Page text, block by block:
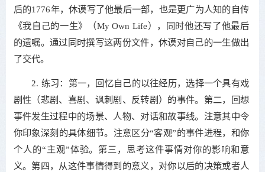
后的1776年，休谟写了他最后一部，也是更广为人知的自传
《我自己的一生》（My Own Life），同时他还写了他最后
的遗嘱。通过同时撰写这两份文件，休谟对自己的一生做出
了交代。
2. 练习：第一，回忆自己的以往经历，选择一个具有戏
剧性（悲剧、喜剧、讽刺剧、反转剧）的事件。第二，回想
事件发生过程中的场景、人物、对话和故事线。注意其中令
你印象深刻的具体细节。注意区分“客观”的事件进程，和你
个人的“主观”体验。第三，思考这件事情对你的影响和意
义。第四，从这件事情得到的意义，对你以后的决策或者人